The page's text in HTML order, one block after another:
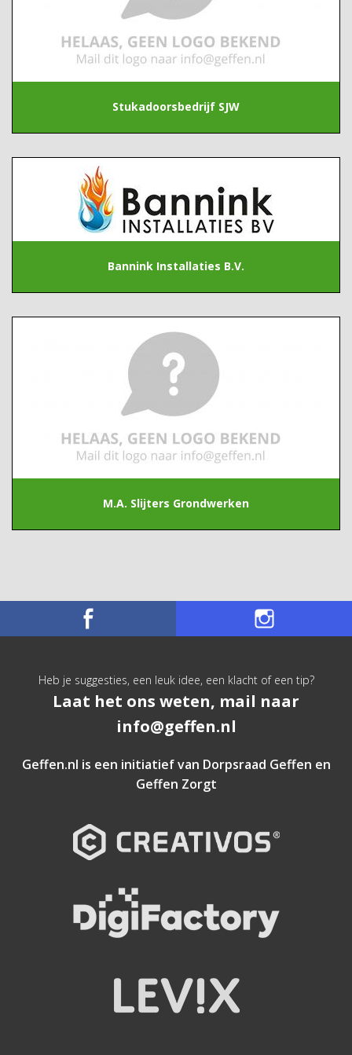
Stukadoorsbedrijf SJW
Bannink Installaties B.V.
M.A. Slijters Grondwerken
Heb je suggesties, een leuk idee, een klacht of een tip?
Laat het ons weten, mail naar
info@geffen.nl
Geffen.nl is een initiatief van Dorpsraad Geffen en
Geffen Zorgt